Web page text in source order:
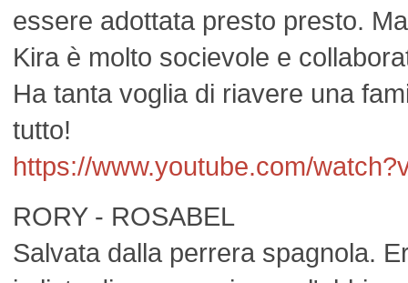
essere adottata presto presto.
Kira è molto socievole e
Ha tanta voglia di riavere una
tutto!
https://www.youtube.com/
RORY - ROSABEL
Salvata dalla perrera spagnola.